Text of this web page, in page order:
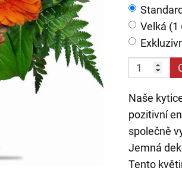
Velká (1
Naše
pozitivní
společně
Jemná
Tento